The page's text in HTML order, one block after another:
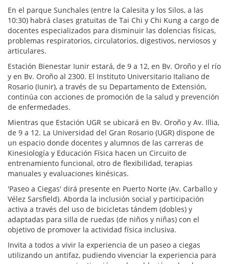
En el parque Sunchales (entre la Calesita y los Silos, a las
10:30) habrá clases gratuitas de Tai Chi y Chi Kung a cargo de
docentes especializados para disminuir las dolencias físicas,
problemas respiratorios, circulatorios, digestivos, nerviosos y
articulares.
Estación Bienestar Iunir estará, de 9 a 12, en Bv. Oroño y el río
y en Bv. Oroño al 2300. El Instituto Universitario Italiano de
Rosario (Iunir), a través de su Departamento de Extensión,
continúa con acciones de promoción de la salud y prevención
de enfermedades.
Mientras que Estación UGR se ubicará en Bv. Oroño y Av. Illia,
de 9 a 12. La Universidad del Gran Rosario (UGR) dispone de
un espacio donde docentes y alumnos de las carreras de
Kinesiología y Educación Física hacen un Circuito de
entrenamiento funcional, otro de flexibilidad, terapias
manuales y evaluaciones kinésicas.
'Paseo a Ciegas' dirá presente en Puerto Norte (Av. Carballo y
Vélez Sarsfield). Aborda la inclusión social y participación
activa a través del uso de bicicletas tándem (dobles) y
adaptadas para silla de ruedas (de niños y niñas) con el
objetivo de promover la actividad física inclusiva.
Invita a todos a vivir la experiencia de un paseo a ciegas
utilizando un antifaz, pudiendo vivenciar la experiencia para